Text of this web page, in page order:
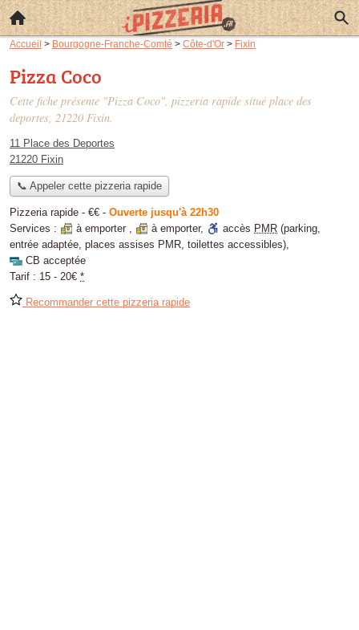
Accueil > Bourgogne-Franche-Comté > Côte-d'Or > Fixin
Pizza Coco
Cette fiche présente "Pizza Coco", pizzeria rapide situé place des
deportes, 21220 Fixin.
11 Place des Deportes
21220 Fixin
📞 Appeler cette pizzeria rapide
Pizzeria rapide - €€ - Ouverte jusqu'à 22h30
Services :
à emporter , à emporter, accès PMR (parking,
entrée adaptée, places assises PMR, toilettes accessibles),
CB acceptée
Tarif : 15 - 20€ *
Recommander cette pizzeria rapide